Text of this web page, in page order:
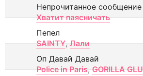
Непрочитанное сообщение
Хватит паясничать
Пепел
SAINTY, Лали
Оп Давай Давай
Police in Paris, GORILLA GLU